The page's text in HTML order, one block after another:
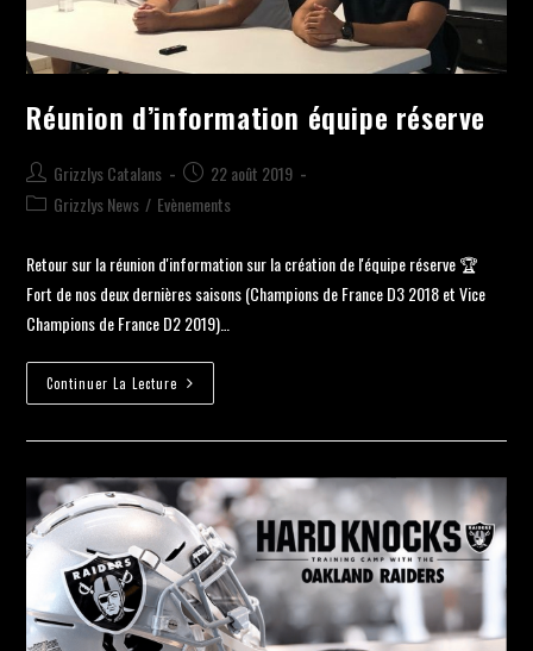
Réunion d’information équipe réserve
Grizzlys Catalans
22 août 2019
Grizzlys News / Evènements
Retour sur la réunion d'information sur la création de l'équipe réserve 🏆
Fort de nos deux dernières saisons (Champions de France D3 2018 et Vice
Champions de France D2 2019)…
Continuer La Lecture